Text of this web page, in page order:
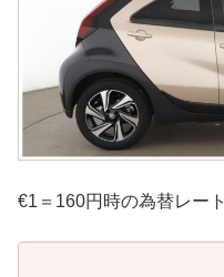
€1＝160円時の為替レート